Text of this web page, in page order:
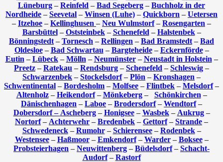
Lüneburg – Reinfeld – Bad Segeberg – Buchholz in der
Nordheide – Seevetal – Winsen (Luhe) – Quickborn – Uetersen
– Itzehoe – Kellinghusen – Neu Wulmstorf– Rosengarten –
Barsbüttel– Oststeinbek– Schenefeld – Halstenbek–
Bönningstedt – Tornesch – Rellingen – Bad Bramstedt – Bad
Oldesloe– Bad Schwartau – Bargteheide– Eckernförde–
Eutin – Lübeck– Mölln – Neumünster– Neustadt in Holstein –
Preetz – Ratekau – Rendsburg – Schenefeld – Schleswig –
Schwarzenbek – Stockelsdorf– Plön – Kronshagen –
Schwentinental – Bordesholm – Molfsee – Flintbek – Melsdorf–
Altenholz– Heikendorf– Mönkeberg– Schönkirchen –
Dänischenhagen – Laboe – Brodersdorf– Wendtorf–
Dobersdorf – Ascheberg– Honigsee– Wasbek– Aukrug–
Nortorf– Achterwehr – Bredenbek – Gettorf– Strande –
Schwedeneck– Rumohr– Schierensee– Rodenbek–
Westensee– Haßmoor– Emkendorf– Warder– Boksee–
Probsteierhagen – Neuwittenberg – Büdelsdorf– Schacht-
Audorf– Rastorf